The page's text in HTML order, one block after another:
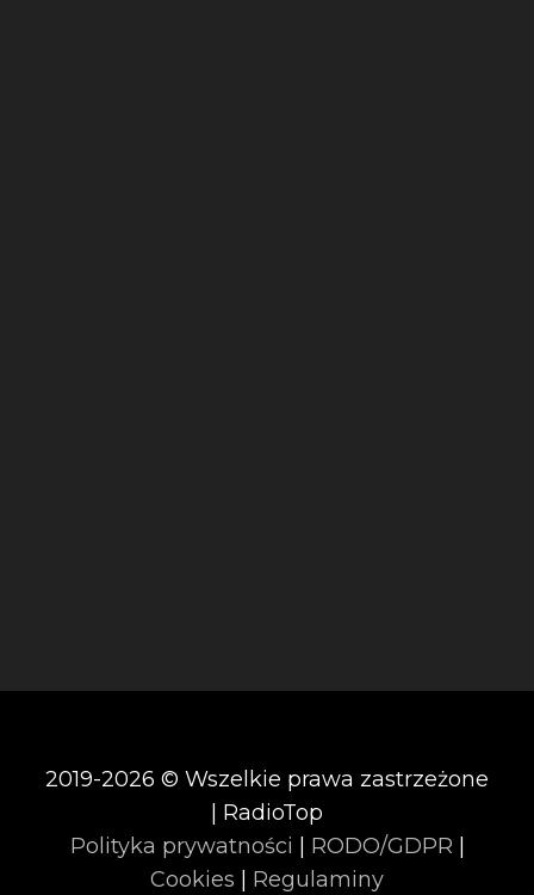
2019-2026 © Wszelkie prawa zastrzeżone
| RadioTop
Polityka prywatności
RODO/GDPR
Cookies
Regulaminy